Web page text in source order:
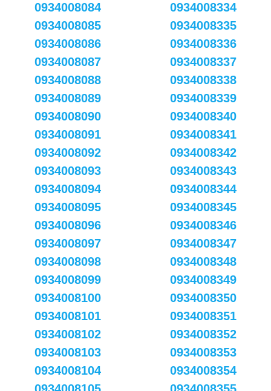
0934008084
0934008085
0934008086
0934008087
0934008088
0934008089
0934008090
0934008091
0934008092
0934008093
0934008094
0934008095
0934008096
0934008097
0934008098
0934008099
0934008100
0934008101
0934008102
0934008103
0934008104
0934008334
0934008335
0934008336
0934008337
0934008338
0934008339
0934008340
0934008341
0934008342
0934008343
0934008344
0934008345
0934008346
0934008347
0934008348
0934008349
0934008350
0934008351
0934008352
0934008353
0934008354